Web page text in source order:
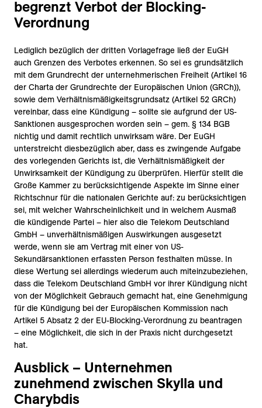
begrenzt Verbot der Blocking-
Verordnung
Lediglich bezüglich der dritten Vorlagefrage ließ der EuGH
auch Grenzen des Verbotes erkennen. So sei es grundsätzlich
mit dem Grundrecht der unternehmerischen Freiheit (Artikel 16
der Charta der Grundrechte der Europäischen Union (GRCh)),
sowie dem Verhältnismäßigkeitsgrundsatz (Artikel 52 GRCh)
vereinbar, dass eine Kündigung – sollte sie aufgrund der US-
Sanktionen ausgesprochen worden sein – gem. § 134 BGB
nichtig und damit rechtlich unwirksam wäre. Der EuGH
unterstreicht diesbezüglich aber, dass es zwingende Aufgabe
des vorlegenden Gerichts ist, die Verhältnismäßigkeit der
Unwirksamkeit der Kündigung zu überprüfen. Hierfür stellt die
Große Kammer zu berücksichtigende Aspekte im Sinne einer
Richtschnur für die nationalen Gerichte auf: zu berücksichtigen
sei, mit welcher Wahrscheinlichkeit und in welchem Ausmaß
die kündigende Partei – hier also die Telekom Deutschland
GmbH – unverhältnismäßigen Auswirkungen ausgesetzt
werde, wenn sie am Vertrag mit einer von US-
Sekundärsanktionen erfassten Person festhalten müsse. In
diese Wertung sei allerdings wiederum auch miteinzubeziehen,
dass die Telekom Deutschland GmbH vor ihrer Kündigung nicht
von der Möglichkeit Gebrauch gemacht hat, eine Genehmigung
für die Kündigung bei der Europäischen Kommission nach
Artikel 5 Absatz 2 der EU-Blocking-Verordnung zu beantragen
– eine Möglichkeit, die sich in der Praxis nicht durchgesetzt
hat.
Ausblick – Unternehmen
zunehmend zwischen Skylla und
Charybdis